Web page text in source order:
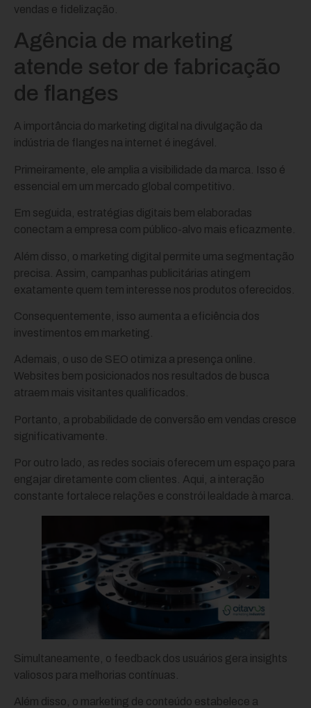
vendas e fidelização.
Agência de marketing
atende setor de fabricação
de flanges
A importância do marketing digital na divulgação da
indústria de flanges na internet é inegável.
Primeiramente, ele amplia a visibilidade da marca. Isso é
essencial em um mercado global competitivo.
Em seguida, estratégias digitais bem elaboradas
conectam a empresa com público-alvo mais eficazmente.
Além disso, o marketing digital permite uma segmentação
precisa. Assim, campanhas publicitárias atingem
exatamente quem tem interesse nos produtos oferecidos.
Consequentemente, isso aumenta a eficiência dos
investimentos em marketing.
Ademais, o uso de SEO otimiza a presença online.
Websites bem posicionados nos resultados de busca
atraem mais visitantes qualificados.
Portanto, a probabilidade de conversão em vendas cresce
significativamente.
Por outro lado, as redes sociais oferecem um espaço para
engajar diretamente com clientes. Aqui, a interação
constante fortalece relações e constrói lealdade à marca.
Simultaneamente, o feedback dos usuários gera insights
valiosos para melhorias contínuas.
Além disso, o marketing de conteúdo estabelece a